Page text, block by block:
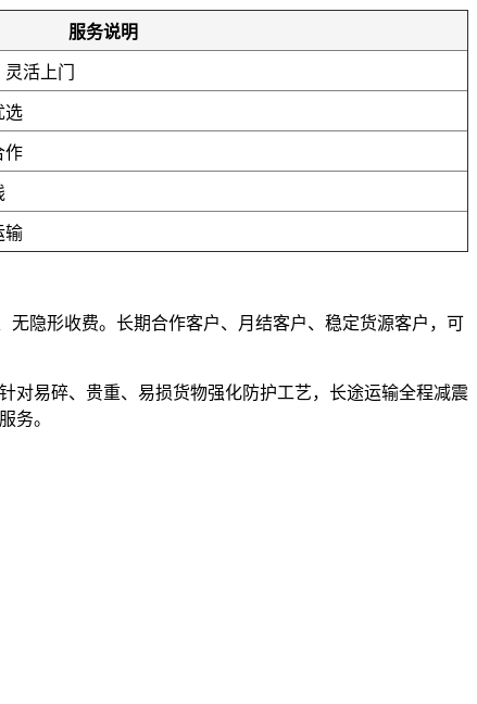
服务说明
活上门
选
作
输
无隐形收费。长期合作客户、月结客户、稳定货源客户，可
对易碎、贵重、易损货物强化防护工艺，长途运输全程减震
务。